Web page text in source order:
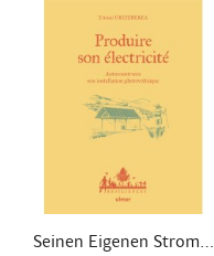
Schnellansicht
Seinen Eigenen Strom...